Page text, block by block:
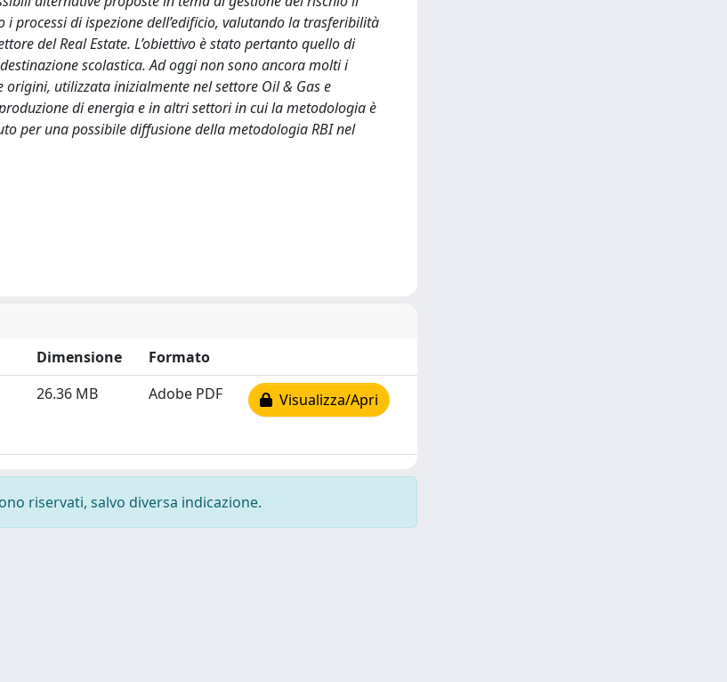
processi di ispezione dell’edificio, valutando la trasferibilità
del Real Estate. L’obiettivo è stato pertanto quello di
scolastica. Ad oggi non sono ancora molti i
utilizzata inizialmente nel settore Oil & Gas e
di energia e in altri settori in cui la metodologia è
per una possibile diffusione della metodologia RBI nel
Dimensione
Formato
26.36 MB Adobe PDF Visualizza/Apri
riservati, salvo diversa indicazione.